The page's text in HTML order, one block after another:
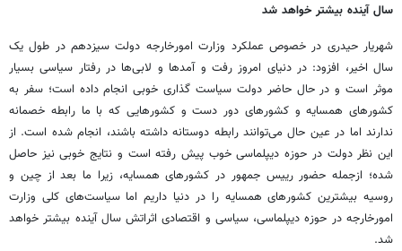
سال آینده بیشتر خواهد شد
شهریار حیدری در خصوص عملکرد وزارت امورخارجه دولت سیزدهم در طول یک
سال اخیر، افزود: در دنیای امروز رفت و آمدها و لابی‌ها در رفتار سیاسی بسیار
موثر است و در حال حاضر دولت سیاست گذاری خوبی انجام داده است؛ سفر به
کشورهای همسایه و کشورهای دور دست و کشورهایی که با ما رابطه خصمانه
ندارند اما در عین حال می‌توانند رابطه دوستانه داشته باشند، انجام شده است. از
این نظر دولت در حوزه دیپلماسی خوب پیش رفته است و نتایج خوبی نیز حاصل
شده؛ ازجمله حضور رییس جمهور در کشورهای همسایه، زیرا ما بعد از چین و
روسیه بیشترین کشورهای همسایه را در دنیا داریم اما سیاست‌های کلی وزارت
امورخارجه در حوزه دیپلماسی، سیاسی و اقتصادی اثراتش سال آینده بیشتر خواهد
شد.